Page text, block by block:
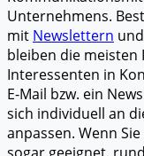
Unternehmens.
mit Newslettern
bleiben die
Interessenten in
E-Mail bzw. ein
sich individuell an
anpassen. Wenn